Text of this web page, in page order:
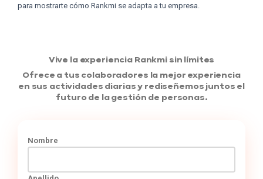
para mostrarte cómo Rankmi se adapta a tu empresa.
Vive la experiencia Rankmi sin límites
Ofrece a tus colaboradores la mejor experiencia
en sus actividades diarias y rediseñemos juntos el
futuro de la gestión de personas.
Nombre